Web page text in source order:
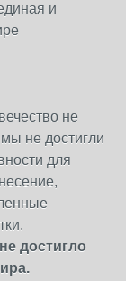
и
не
не достигли
для
достигло